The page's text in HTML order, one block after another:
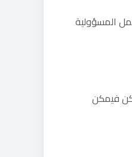
المسؤولية
فيمكن